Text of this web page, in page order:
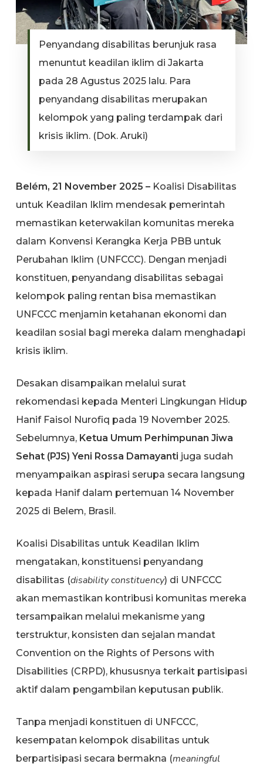
Penyandang disabilitas berunjuk rasa
menuntut keadilan iklim di Jakarta
pada 28 Agustus 2025 lalu. Para
penyandang disabilitas merupakan
kelompok yang paling terdampak dari
krisis iklim. (Dok. Aruki)
Belém, 21 November 2025 –Koalisi Disabilitas
untuk Keadilan Iklim mendesak pemerintah
memastikan keterwakilan komunitas mereka
dalam Konvensi Kerangka Kerja PBB untuk
Perubahan Iklim (UNFCCC). Dengan menjadi
konstituen, penyandang disabilitas sebagai
kelompok paling rentan bisa memastikan
UNFCCC menjamin ketahanan ekonomi dan
keadilan sosial bagi mereka dalam menghadapi
krisis iklim.
Desakan disampaikan melalui surat
rekomendasi kepada Menteri Lingkungan Hidup
Hanif Faisol Nurofiq pada 19 November 2025.
Sebelumnya, Ketua Umum Perhimpunan Jiwa
Sehat (PJS) Yeni Rossa Damayanti juga sudah
menyampaikan aspirasi serupa secara langsung
kepada Hanif dalam pertemuan 14 November
2025 di Belem, Brasil.
Koalisi Disabilitas untuk Keadilan Iklim
mengatakan, konstituensi penyandang
disabilitas (disability constituency) di UNFCCC
akan memastikan kontribusi komunitas mereka
tersampaikan melalui mekanisme yang
terstruktur, konsisten dan sejalan mandat
Convention on the Rights of Persons with
Disabilities (CRPD), khususnya terkait partisipasi
aktif dalam pengambilan keputusan publik.
Tanpa menjadi konstituen di UNFCCC,
kesempatan kelompok disabilitas untuk
berpartisipasi secara bermakna (meaningful